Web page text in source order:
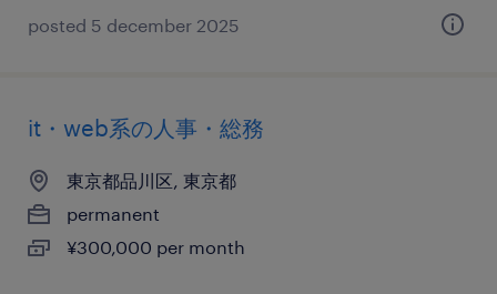
posted 5 december 2025
it・web系の人事・総務
東京都品川区, 東京都
permanent
¥300,000 per month